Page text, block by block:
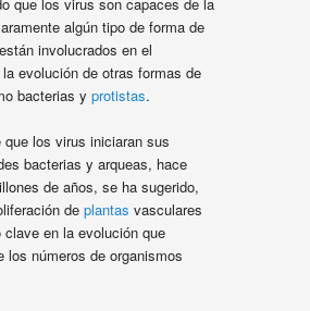
algún tipo de forma de
involucrados en el
evolución de otras formas de
bacterias y protistas.
los virus iniciaran sus
bacterias y arqueas, hace
de años, se ha sugerido,
de plantas vasculares
en la evolución que
los números de organismos